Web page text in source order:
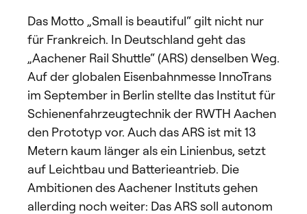
Das Motto „Small is beautiful“ gilt nicht nur
für Frankreich. In Deutschland geht das
„Aachener Rail Shuttle“ (ARS) denselben Weg.
Auf der globalen Eisenbahnmesse InnoTrans
im September in Berlin stellte das Institut für
Schienenfahrzeugtechnik der RWTH Aachen
den Prototyp vor. Auch das ARS ist mit 13
Metern kaum länger als ein Linienbus, setzt
auf Leichtbau und Batterieantrieb. Die
Ambitionen des Aachener Instituts gehen
allerding noch weiter: Das ARS soll autonom